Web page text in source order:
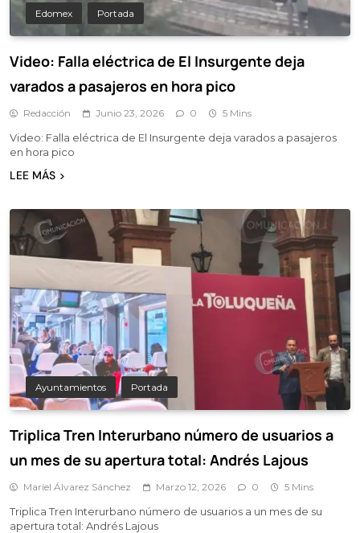
Edomex Portada
Video: Falla eléctrica de El Insurgente deja
varados a pasajeros en hora pico
Redacción Junio 23, 2026 0 5 Mins
Video: Falla eléctrica de El Insurgente deja varados a pasajeros
en hora pico
LEE MÁS
Ayuntamientos Portada
Triplica Tren Interurbano número de usuarios a
un mes de su apertura total: Andrés Lajous
Mariel Álvarez Sánchez Marzo 12, 2026 0 5 Mins
Triplica Tren Interurbano número de usuarios a un mes de su
apertura total: Andrés Lajous